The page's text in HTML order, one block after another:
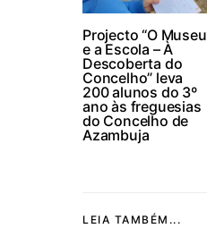
Projecto “O Museu
e a Escola – À
Descoberta do
Concelho” leva
200 alunos do 3º
ano às freguesias
do Concelho de
Azambuja
LEIA TAMBÉM...